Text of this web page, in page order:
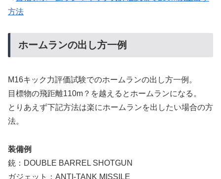
方法
ホームランの出し方一例
M16キック力評価試験でのホームランの出し方一例。
目標物の飛距離110m？を越えるとホームランになる。
とりあえず下記方法は楽にホームランを出したい場合の方
法。
装備例
銃：DOUBLE BARREL SHOTGUN
ガジェット：ANTI-TANK MISSILE